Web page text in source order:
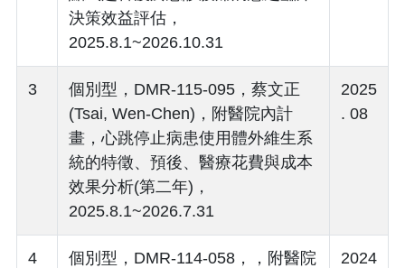
決策效益評估，
2025.8.1~2026.10.31
3
個別型，DMR-115-095，蔡文正
(Tsai, Wen-Chen)，附醫院內計
畫，心跳停止病患使用體外維生系
統的特徵、預後、醫療花費與成本
效果分析(第二年)，
2025.8.1~2026.7.31
2025
. 08
4
個別型，DMR-114-058，，附醫院
2024